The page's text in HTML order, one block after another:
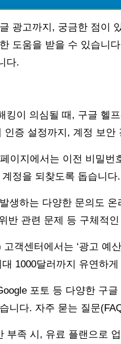
광고까지, 궁금한 점이
도움을 받을 수 있습니
다.
킹이 의심될 때, 구글 헬
인증 설정까지, 계정 보
페이지에서는 이전 비밀
정을 되찾도록 돕습니다.
생하는 다양한 문의도
반 관련 문제 등 구체적
객센터에서는 ‘광고 예
1000달러까지 유연하
포토 등 다양한 구
니다. 자주 묻는 질문
부족 시, 유료 플랜으로